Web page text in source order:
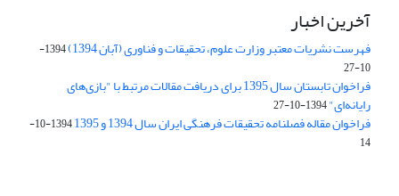
آخرین اخبار
فهرست نشریات معتبر وزارت علوم، تحقیقات و فناوری (آبان 1394)
1394-
10-27
فراخوان تابستان سال 1395 برای دریافت مقالات مرتبط با "بازی‌های
رایانه‌ای"1394-10-27
فراخوان مقاله فصلنامه تحقیقات فرهنگی ایران سال 1394 و 1395
1394-10-
14